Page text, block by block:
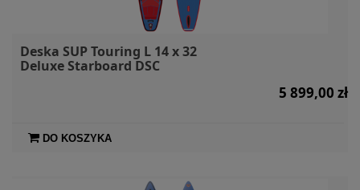
Deska SUP Touring L 14 x 32
Deluxe Starboard DSC
5 899,00 zł
DO KOSZYKA